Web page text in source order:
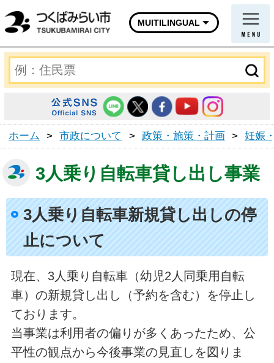
MUITILINGUAL
ホーム > 市政について > 政策・施策・計画 > 妊娠
3人乗り自転車貸し出し事業
3人乗り自転車新規貸し出しの停
止について
現在、3人乗り自転車（幼児2人同乗用自転
車）の新規貸し出し（予約を含む）を停止し
ております。
当事業は利用者の偏りが多くあったため、公
平性の観点から今後事業の見直しを図りま